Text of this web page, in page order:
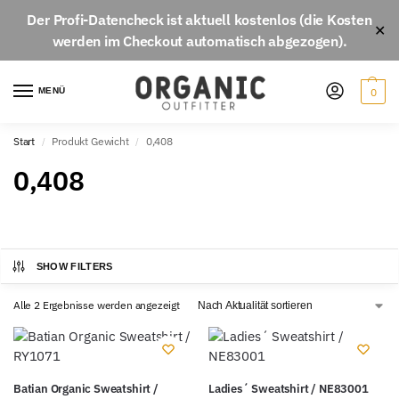
Der Profi-Datencheckist aktuell kostenlos(die Kosten
werden im Checkout automatisch abgezogen).
✕
MENÜ 0
Start / Produkt Gewicht / 0,408
0,408
SHOW FILTERS
Alle 2 Ergebnisse werden angezeigt
Batian Organic Sweatshirt /
Ladies´ Sweatshirt / NE83001